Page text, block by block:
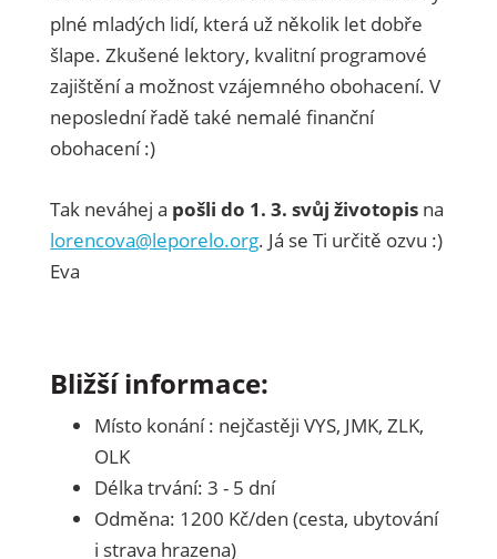
plné mladých lidí, která už několik let dobře
šlape. Zkušené lektory, kvalitní programové
zajištění a možnost vzájemného obohacení. V
neposlední řadě také nemalé finanční
obohacení :)
Tak neváhej a pošli do 1. 3. svůj životopis na
lorencova@leporelo.org. Já se Ti určitě ozvu :)
Eva
Bližší informace:
Místo konání : nejčastěji VYS, JMK, ZLK,
OLK
Délka trvání: 3 - 5 dní
Odměna: 1200 Kč/den (cesta, ubytování
i strava hrazena)